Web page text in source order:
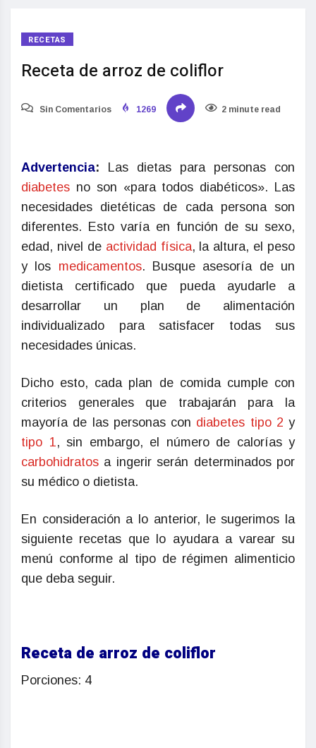
RECETAS
Receta de arroz de coliflor
Sin Comentarios 1269 2 minute read
Advertencia: Las dietas para personas con
diabetes no son «para todos diabéticos». Las
necesidades dietéticas de cada persona son
diferentes. Esto varía en función de su sexo,
edad, nivel de actividad física, la altura, el peso
y los medicamentos. Busque asesoría de un
dietista certificado que pueda ayudarle a
desarrollar un plan de alimentación
individualizado para satisfacer todas sus
necesidades únicas.
Dicho esto, cada plan de comida cumple con
criterios generales que trabajarán para la
mayoría de las personas con diabetes tipo 2 y
tipo 1, sin embargo, el número de calorías y
carbohidratos a ingerir serán determinados por
su médico o dietista.
En consideración a lo anterior, le sugerimos la
siguiente recetas que lo ayudara a varear su
menú conforme al tipo de régimen alimenticio
que deba seguir.
Receta de arroz de coliflor
Porciones: 4